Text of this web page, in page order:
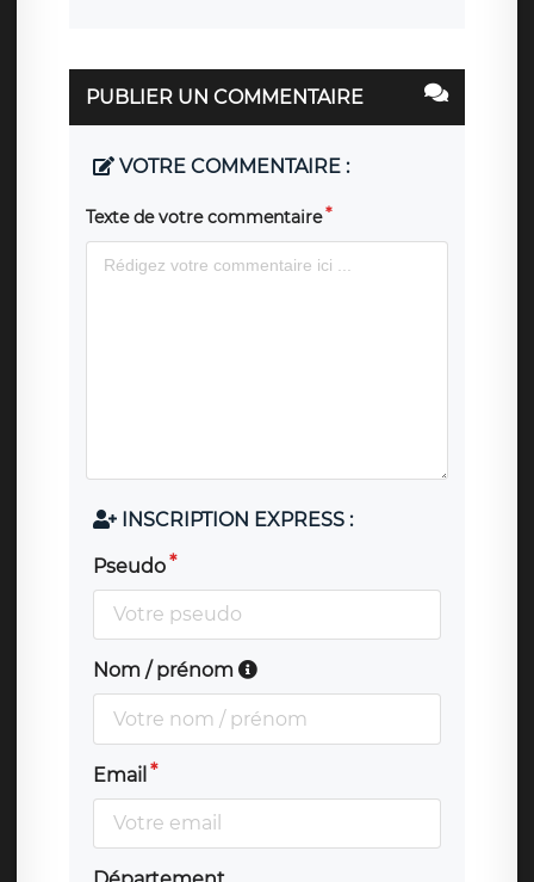
PUBLIER UN COMMENTAIRE
VOTRE COMMENTAIRE :
Texte de votre commentaire
INSCRIPTION EXPRESS :
Pseudo
Nom / prénom
Email